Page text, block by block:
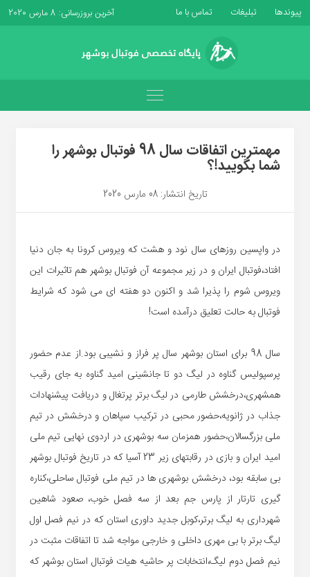
پیوندها تبلیغات تماس با ما آخرین بروزرسانی: 8 مارس 2020
مهمترین اتفاقات سال 98 فوتبال بوشهر را
شما بگویید!؟
تاریخ انتشار: 08 مارس 2020
در واپسین روزهای سال نود و هشت که ویروس کرونا به جان دنیا
افتاد،فوتبال ایران و در زیر مجموعه آن فوتبال بوشهر هم تاثیرات این
ویروس شوم را پذیرا شد و اکنون دو هفته ای می شود که شرایط
فوتبال به حالت تعلیق درآمده است!
سال 98 برای استان بوشهر سال پر فراز و نشیبی بود.از عدم حضور
پرسپولیس گناوه در لیگ دو تا جانشینی امید گناوه به جای رقیب
همشهری،درخشش طارمی در لیگ برتر پرتغال و دریافت پیشنهادات
جذاب در ژانویه،حضور محبی در ترکیب سپاهان و درخشش در تیم
ملی بزرگسالان،حضور همزمان سه بوشهری در اردوی نهایی تیم ملی
امید ایران و بازی در رقابتهای زیر 23 آسیا که در تاریخ فوتبال بوشهر
بی سابقه بود، درخشش بوشهری ها در تیم ملی فوتبال ساحلی،کناره
گیری تارتار از پارس جم بعد از سه فصل خوب، صعود شاهین
شهرداری به لیگ برتر،کوبل جدید داوری استان که در نیم فصل اول
لیگ برتر با بی مهری داخلی و خارجی مواجه شد تا اتفاقات مثبت در
نیم فصل دوم لیگ،انتخابات پر حاشیه هیات فوتبال استان بوشهر که